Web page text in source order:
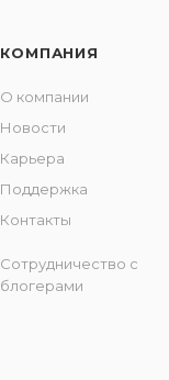
КОМПАНИЯ
О компании
Новости
Карьера
Поддержка
Контакты
Сотрудничество с
блогерами